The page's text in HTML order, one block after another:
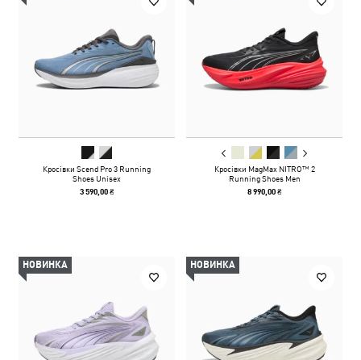
Кросівки Scend Pro 3 Running
Shoes Unisex
3 590,00 ₴
Кросівки MagMax NITRO™ 2
Running Shoes Men
8 990,00 ₴
НОВИНКА НОВИНКА